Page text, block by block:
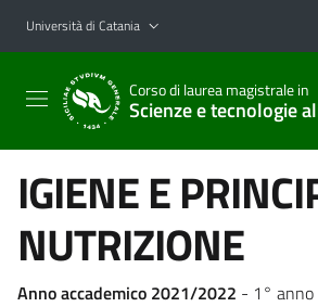
Vai al contenuto principale
Vai al menu di navigazione
Università di Catania
Corso di laurea magistrale in
Scienze e tecnologie
IGIENE E
NUTRIZIONE
Anno accademico 2021/2022 - 1° anno